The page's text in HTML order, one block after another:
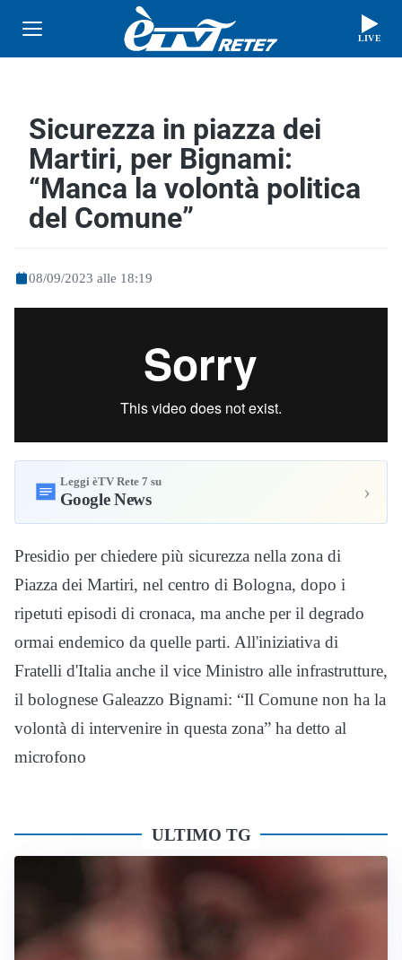
LIVE
Sicurezza in piazza dei
Martiri, per Bignami:
“Manca la volontà politica
del Comune”
08/09/2023 alle 18:19
Leggi èTV Rete 7 su
Google News ›
Presidio per chiedere più sicurezza nella zona di
Piazza dei Martiri, nel centro di Bologna, dopo i
ripetuti episodi di cronaca, ma anche per il degrado
ormai endemico da quelle parti. All'iniziativa di
Fratelli d'Italia anche il vice Ministro alle infrastrutture,
il bolognese Galeazzo Bignami: “Il Comune non ha la
volontà di intervenire in questa zona” ha detto al
microfono
ULTIMO TG